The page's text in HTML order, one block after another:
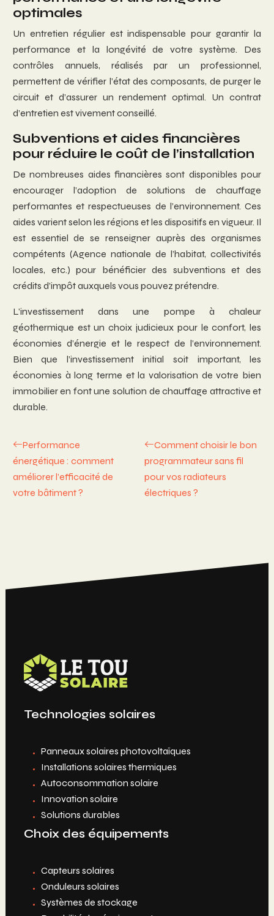
optimales
Un entretien régulier est indispensable pour garantir la
performance et la longévité de votre système. Des
contrôles annuels, réalisés par un professionnel,
permettent de vérifier l’état des composants, de purger le
circuit et d’assurer un rendement optimal. Un contrat
d’entretien est vivement conseillé.
Subventions et aides financières
pour réduire le coût de l’installation
De nombreuses aides financières sont disponibles pour
encourager l’adoption de solutions de chauffage
performantes et respectueuses de l’environnement. Ces
aides varient selon les régions et les dispositifs en vigueur. Il
est essentiel de se renseigner auprès des organismes
compétents (Agence nationale de l’habitat, collectivités
locales, etc.) pour bénéficier des subventions et des
crédits d’impôt auxquels vous pouvez prétendre.
L’investissement dans une pompe à chaleur
géothermique est un choix judicieux pour le confort, les
économies d’énergie et le respect de l’environnement.
Bien que l’investissement initial soit important, les
économies à long terme et la valorisation de votre bien
immobilier en font une solution de chauffage attractive et
durable.
Performance
énergétique : comment
améliorer l’efficacité de
votre bâtiment ?
Comment choisir le bon
programmateur sans fil
pour vos radiateurs
électriques ?
Technologies solaires
Panneaux solaires photovoltaïques
Installations solaires thermiques
Autoconsommation solaire
Innovation solaire
Solutions durables
Choix des équipements
Capteurs solaires
Onduleurs solaires
Systèmes de stockage